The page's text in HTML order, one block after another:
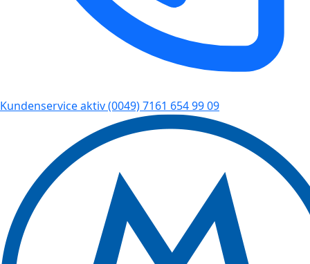
Kundenservice aktiv(0049) 7161 654 99 09